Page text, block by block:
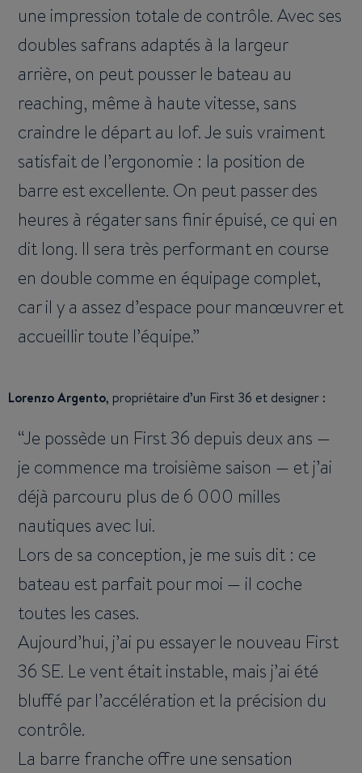
une impression totale de contrôle. Avec ses
doubles safrans adaptés à la largeur
arrière, on peut pousser le bateau au
reaching, même à haute vitesse, sans
craindre le départ au lof. Je suis vraiment
satisfait de l’ergonomie : la position de
barre est excellente. On peut passer des
heures à régater sans finir épuisé, ce qui en
dit long. Il sera très performant en course
en double comme en équipage complet,
car il y a assez d’espace pour manœuvrer et
accueillir toute l’équipe.
Lorenzo Argento, propriétaire d’un First 36 et designer :
Je possède un First 36 depuis deux ans —
je commence ma troisième saison — et j’ai
déjà parcouru plus de 6 000 milles
nautiques avec lui.
Lors de sa conception, je me suis dit : ce
bateau est parfait pour moi — il coche
toutes les cases.
Aujourd’hui, j’ai pu essayer le nouveau First
36 SE. Le vent était instable, mais j’ai été
bluffé par l’accélération et la précision du
contrôle.
La barre franche offre une sensation